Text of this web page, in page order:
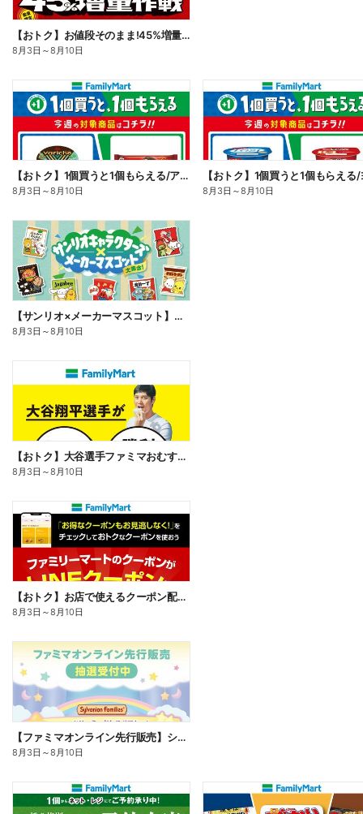
【おトク】お値段そのまま!45%増量作戦!
8月3日 ～8月10日
【おトク】1個買うと1個もらえる/アイス
8月3日 ～8月10日 8月3日 ～8月10日
【サンリオ×メーカーマスコット】オリジナルグッズ貰える!
8月3日 ～8月10日
【おトク】大谷選手ファミマおむすび割
8月3日 ～8月10日
【おトク】お店で使えるクーポン配信中
8月3日 ～8月10日
【ファミマオンライン先行販売】シルバニアファミリー
8月3日 ～8月10日